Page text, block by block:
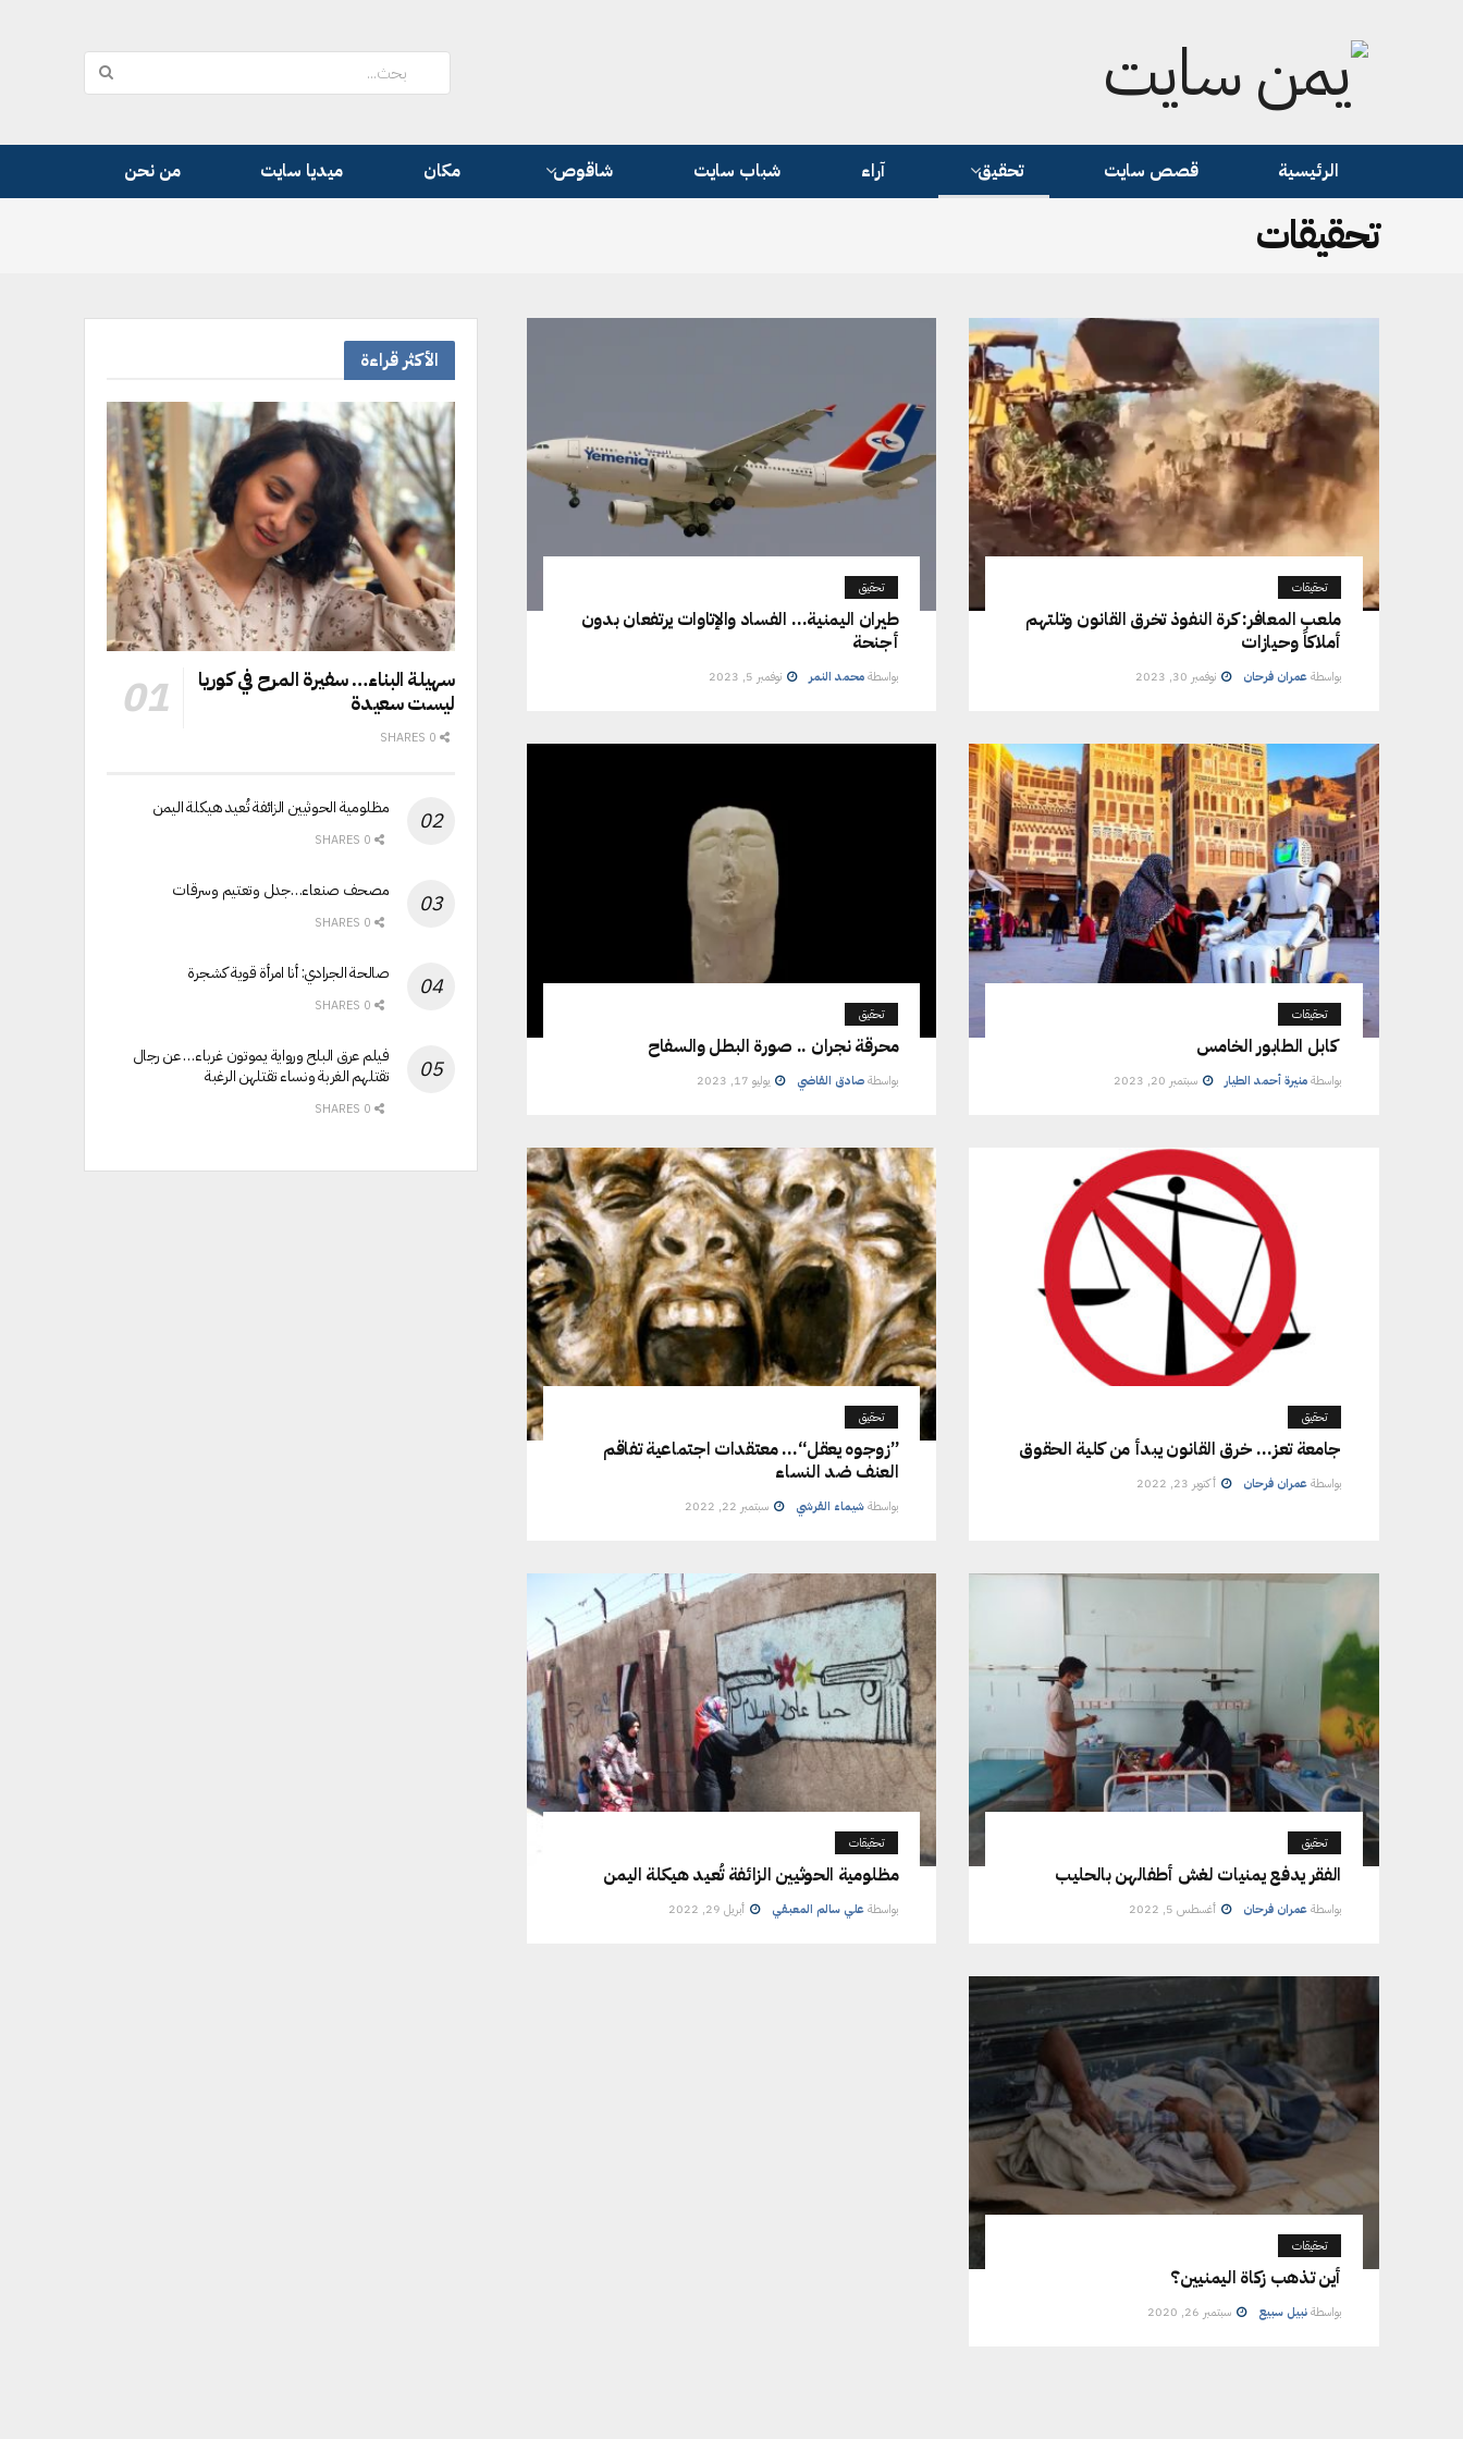
الرئيسية قصص سايت تحقيق آراء شباب سايت شاقوص مكان ميديا سايت من نحن
تحقيقات
تحقيقات
ملعب المعافر: كرة النفوذ تخرق القانون وتلتهم
أملاكاً وحيازات
بواسطةعمران فرحان نوفمبر 30, 2023
تحقيق
طيران اليمنية… الفساد والإتاوات يرتفعان بدون
أجنحة
بواسطةمحمد النمر نوفمبر 5, 2023
تحقيقات
كابل الطابور الخامس
بواسطةمنيرة أحمد الطيار سبتمبر 20, 2023
تحقيق
محرقة نجران .. صورة البطل والسفاح
بواسطةصادق القاضي يوليو 17, 2023
تحقيق
جامعة تعز… خرق القانون يبدأ من كلية الحقوق
بواسطةعمران فرحان أكتوبر 23, 2022
تحقيق
”زوجوه يعقل“… معتقدات اجتماعية تفاقم
العنف ضد النساء
بواسطةشيماء القرشي سبتمبر 22, 2022
تحقيق
الفقر يدفع يمنيات لغش أطفالهن بالحليب
بواسطةعمران فرحان أغسطس 5, 2022
تحقيقات
مظلومية الحوثيين الزائفة تُعيد هيكلة اليمن
بواسطةعلي سالم المعبقي أبريل 29, 2022
تحقيقات
أين تذهب زكاة اليمنيين؟
بواسطةنبيل سبيع سبتمبر 26, 2020
الأكثر قراءة
سهيلة البناء… سفيرة المرح في كوريا
ليست سعيدة
مظلومية الحوثيين الزائفة تُعيد هيكلة اليمن
مصحف صنعاء…جدل وتعتيم وسرقات
صالحة الجرادي: أنا امرأة قوية كشجرة
فيلم عرق البلح ورواية يموتون غرباء… عن رجال
تقتلهم الغربة ونساء تقتلهن الرغبة